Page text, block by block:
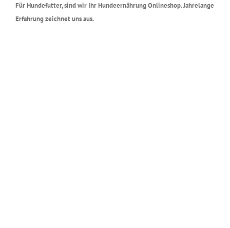
Für Hundefutter, sind wir Ihr Hundeernährung Onlineshop. Jahrelange
Erfahrung zeichnet uns aus.